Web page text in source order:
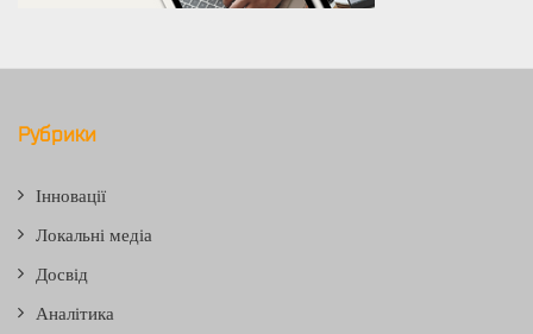
Рубрики
Інновації
Локальні медіа
Досвід
Аналітика